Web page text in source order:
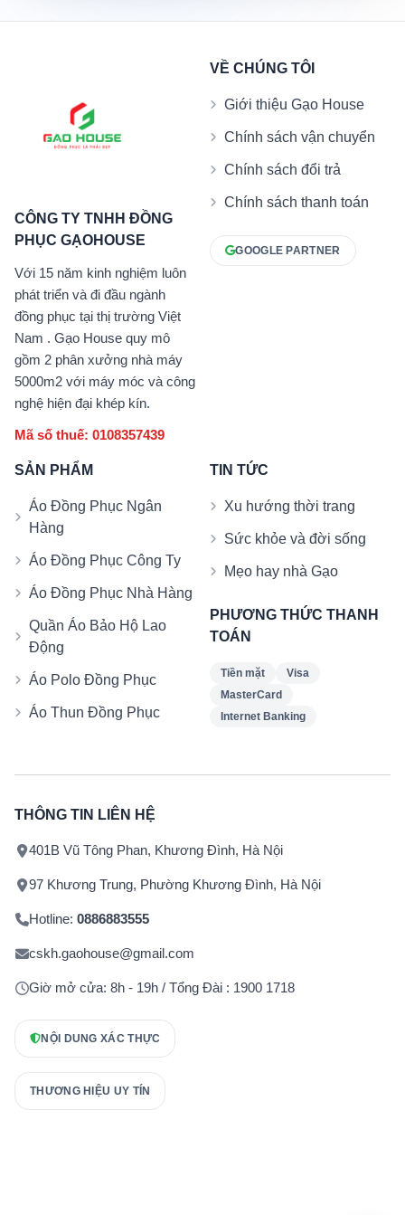
CÔNG TY TNHH ĐỒNG
PHỤC GẠOHOUSE
Với 15 năm kinh nghiệm luôn
phát triển và đi đầu ngành
đồng phục tại thị trường Việt
Nam . Gạo House quy mô
gồm 2 phân xưởng nhà máy
5000m2 với máy móc và công
nghệ hiện đại khép kín.
Mã số thuế: 0108357439
VỀ CHÚNG TÔI
Giới thiệu Gạo House
Chính sách vận chuyển
Chính sách đổi trả
Chính sách thanh toán
GOOGLE PARTNER
SẢN PHẨM
Áo Đồng Phục Ngân
Hàng
Áo Đồng Phục Công Ty
Áo Đồng Phục Nhà Hàng
Quần Áo Bảo Hộ Lao
Động
Áo Polo Đồng Phục
Áo Thun Đồng Phục
TIN TỨC
Xu hướng thời trang
Sức khỏe và đời sống
Mẹo hay nhà Gạo
PHƯƠNG THỨC THANH
TOÁN
Tiền mặt
Visa
MasterCard
Internet Banking
THÔNG TIN LIÊN HỆ
401B Vũ Tông Phan, Khương Đình, Hà Nội
97 Khương Trung, Phường Khương Đình, Hà Nội
Hotline: 0886883555
cskh.gaohouse@gmail.com
Giờ mở cửa: 8h - 19h / Tổng Đài : 1900 1718
NỘI DUNG XÁC THỰC
THƯƠNG HIỆU UY TÍN